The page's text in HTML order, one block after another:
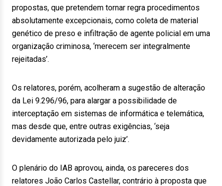
propostas, que pretendem tornar regra procedimentos
absolutamente excepcionais, como coleta de material
genético de preso e infiltração de agente policial em uma
organização criminosa, ‘merecem ser integralmente
rejeitadas’.
Os relatores, porém, acolheram a sugestão de alteração
da Lei 9.296/96, para alargar a possibilidade de
interceptação em sistemas de informática e telemática,
mas desde que, entre outras exigências, ‘seja
devidamente autorizada pelo juiz’.
O plenário do IAB aprovou, ainda, os pareceres dos
relatores João Carlos Castellar, contrário à proposta que